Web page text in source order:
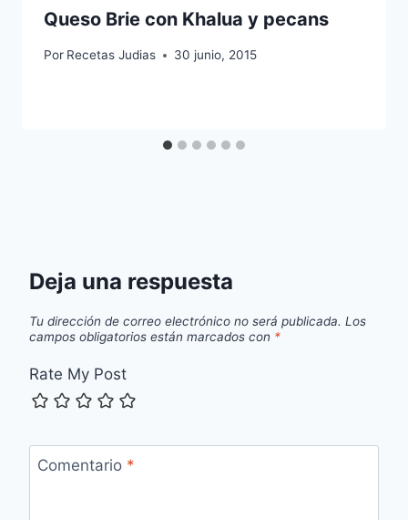
Queso Brie con Khalua y pecans
Por Recetas Judias 30 junio, 2015
Deja una respuesta
Tu dirección de correo electrónico no será publicada. Los
campos obligatorios están marcados con *
Rate My Post
Comentario *